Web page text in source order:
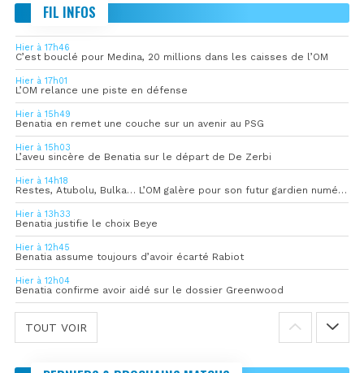
FIL INFOS
Hier à 17h46
C’est bouclé pour Medina, 20 millions dans les caisses de l’OM
Hier à 17h01
L’OM relance une piste en défense
Hier à 15h49
Benatia en remet une couche sur un avenir au PSG
Hier à 15h03
L’aveu sincère de Benatia sur le départ de De Zerbi
Hier à 14h18
Restes, Atubolu, Bulka… L’OM galère pour son futur gardien numéro 1
Hier à 13h33
Benatia justifie le choix Beye
Hier à 12h45
Benatia assume toujours d’avoir écarté Rabiot
Hier à 12h04
Benatia confirme avoir aidé sur le dossier Greenwood
TOUT VOIR